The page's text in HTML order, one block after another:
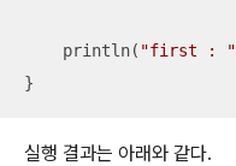
    println(
"first : "
}
실행 결과는 아래와 같다.